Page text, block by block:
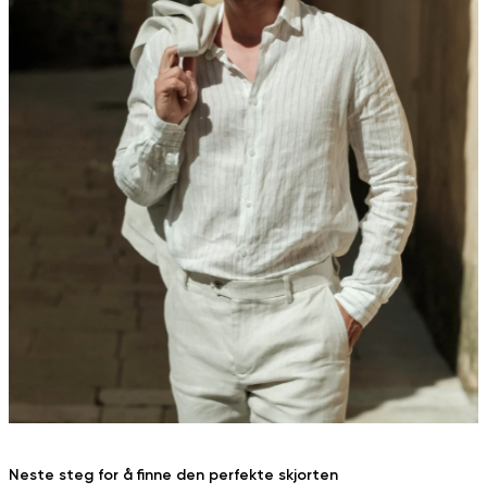
Neste steg for å finne den perfekte skjorten